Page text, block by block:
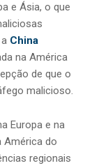
e Ásia, o que
China
na América
de que o
malicioso.
Europa e na
América do
regionais